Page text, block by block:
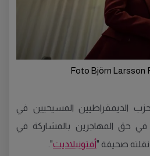
Foto Björn Larsson
الديمقراطيين المسيحيين في
في حق المهاجرين بالمشاركة في
نقلته صحيفة "أفتونبلاديت".